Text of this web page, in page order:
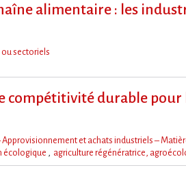
alimentaire : les
sectoriels
compétitivité durable
et achats industriels –
écologique agriculture régénératrice,